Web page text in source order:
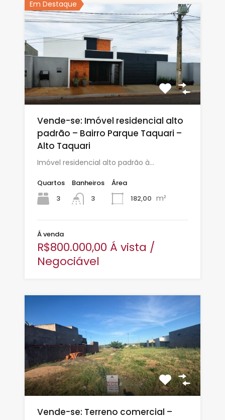
Em Destaque
Vende-se: Imóvel residencial alto
padrão – Bairro Parque Taquari –
Alto Taquari
Imóvel residencial alto padrão à…
Quartos
3
Banheiros
3
Área
182,00 m²
Á venda
R$800.000,00 Á vista /
Negociável
Vende-se: Terreno comercial –